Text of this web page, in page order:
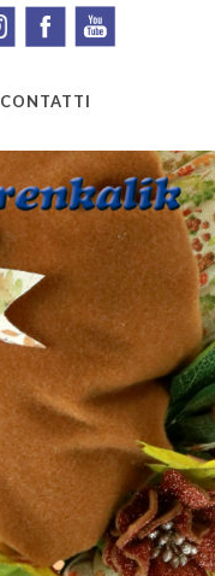
CONTATTI